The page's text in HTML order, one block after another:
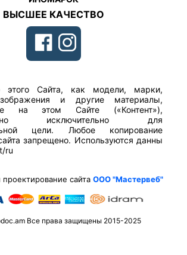
ВЫСШЕЕ КАЧЕСТВО
этого Сайта, как модели, марки,
и другие материалы,
на этом Сайте («Контент»),
исключительно для
цели. Любое копирование
запрещено. Используются данны
ru
проектирование сайтаООО "Мастервеб"
Все права защищены 2015-2025